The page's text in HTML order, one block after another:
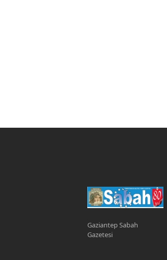
Gaziantep Sabah
Gazetesi